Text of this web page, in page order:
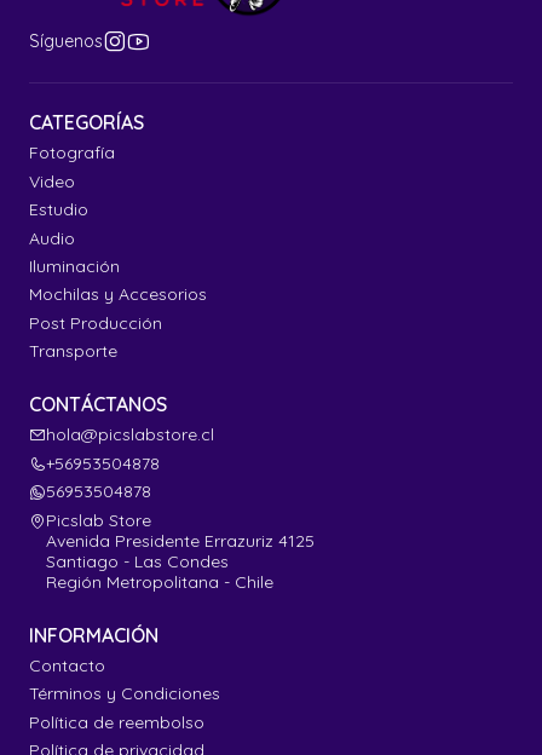
Síguenos
CATEGORÍAS
Fotografía
Video
Estudio
Audio
Iluminación
Mochilas y Accesorios
Post Producción
Transporte
CONTÁCTANOS
hola@picslabstore.cl
+56953504878
56953504878
Picslab Store
Avenida Presidente Errazuriz 4125
Santiago - Las Condes
Región Metropolitana - Chile
INFORMACIÓN
Contacto
Términos y Condiciones
Política de reembolso
Política de privacidad